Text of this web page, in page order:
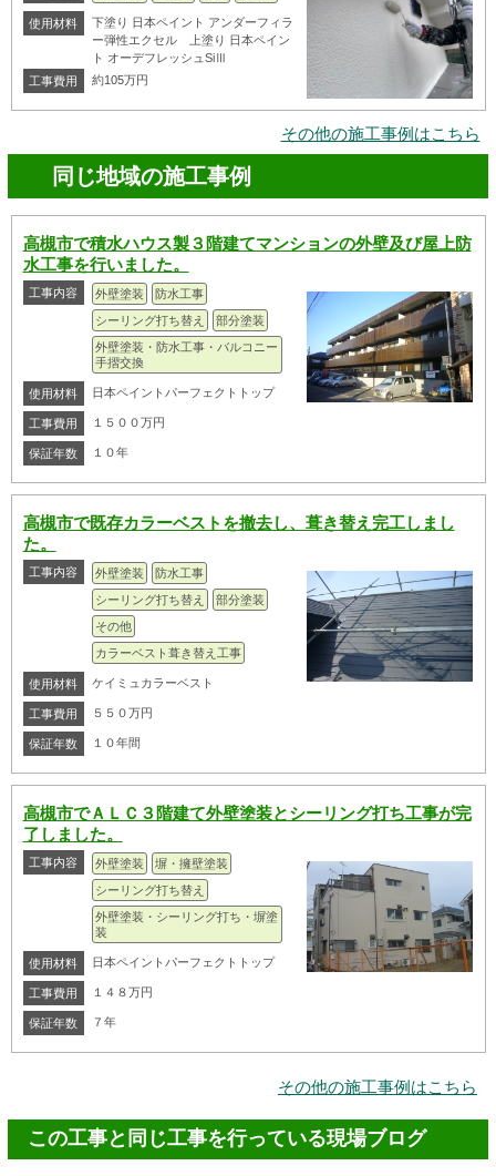
使用材料
下塗り 日本ペイント アンダーフィラ
ー弾性エクセル 上塗り 日本ペイン
ト オーデフレッシュSiⅢ
工事費用
約105万円
その他の施工事例はこちら
同じ地域の施工事例
高槻市で積水ハウス製３階建てマンションの外壁及び屋上防
水工事を行いました。
工事内容 外壁塗装
防水工事
シーリング打ち替え
部分塗装
外壁塗装・防水工事・バルコニー
手摺交換
使用材料 日本ペイントパーフェクトトップ
工事費用 １５００万円
保証年数 １０年
高槻市で既存カラーベストを撤去し、葺き替え完工しまし
た。
工事内容 外壁塗装
防水工事
シーリング打ち替え
部分塗装
その他
カラーベスト葺き替え工事
使用材料 ケイミュカラーベスト
工事費用 ５５０万円
保証年数 １０年間
高槻市でＡＬＣ３階建て外壁塗装とシーリング打ち工事が完
了しました。
工事内容 外壁塗装
塀・擁壁塗装
シーリング打ち替え
外壁塗装・シーリング打ち・塀塗
装
使用材料 日本ペイントパーフェクトトップ
工事費用 １４８万円
保証年数 ７年
その他の施工事例はこちら
この工事と同じ工事を行っている現場ブログ